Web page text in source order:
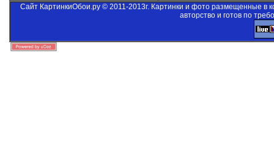
Сайт КартинкиОбои.ру © 2011-2013г. Картинки и фото размещенные в
авторство и готов по